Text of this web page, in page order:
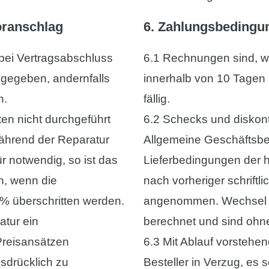
Vertragsabschluss
andernfalls
nicht durchgeführt
der Reparatur
notwendig, so ist das
wenn die
überschritten werden.
ein
zu
6.
6.1 Rechnungen sind,
innerhalb von 10
fällig.
6.2 Schecks und
Allgemeine
Lieferbedingungen der
nach vorheriger
angenommen.
berechnet und sind
6.3 Mit Ablauf
Besteller in Verzug, es